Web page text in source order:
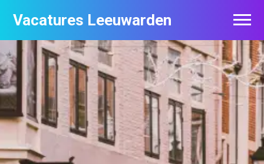
Vacatures Leeuwarden
Vacatures per bedrijf
De populairste vacatures in Leeuwarden
Nieuwsbrief feed